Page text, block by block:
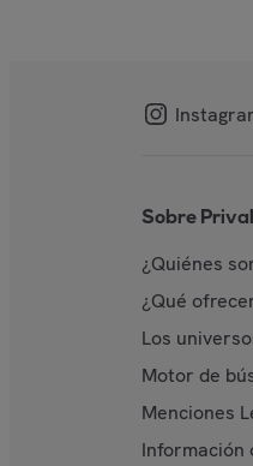
Sobre
¿Quiénes
¿Qué
Los
Motor de
Menciones
Información